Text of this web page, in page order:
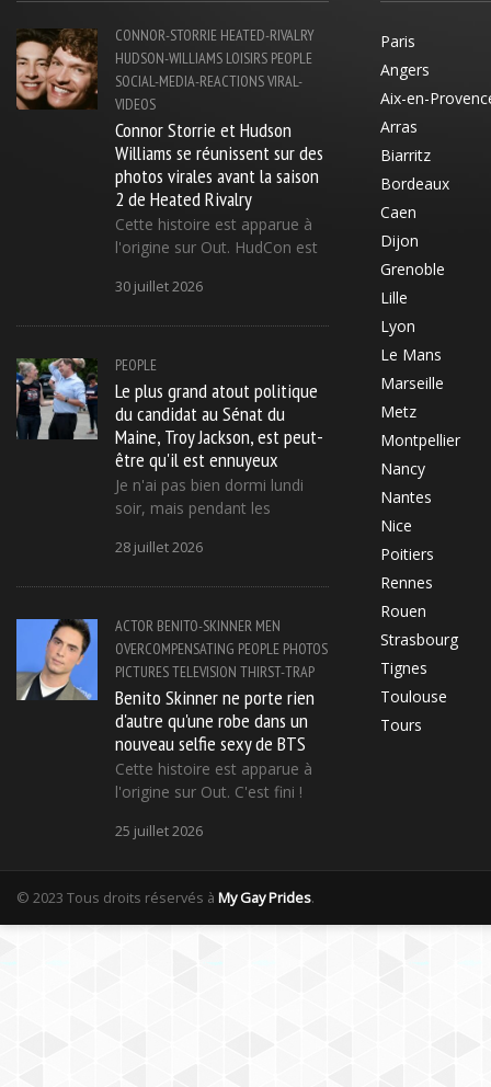
CONNOR-STORRIE HEATED-RIVALRY
HUDSON-WILLIAMS LOISIRS PEOPLE
SOCIAL-MEDIA-REACTIONSVIRAL-
VIDEOS
Connor Storrie et Hudson
Williams se réunissent sur des
photos virales avant la saison
2 de Heated Rivalry
Cette histoire est apparue à
l'origine sur Out. HudCon est
30 juillet 2026
PEOPLE
Le plus grand atout politique
du candidat au Sénat du
Maine, Troy Jackson, est peut-
être qu'il est ennuyeux
Je n'ai pas bien dormi lundi
soir, mais pendant les
28 juillet 2026
ACTOR BENITO-SKINNER MEN
OVERCOMPENSATING PEOPLE PHOTOS
PICTURESTELEVISION THIRST-TRAP
Benito Skinner ne porte rien
d'autre qu'une robe dans un
nouveau selfie sexy de BTS
Cette histoire est apparue à
l'origine sur Out. C'est fini !
25 juillet 2026
Paris
Angers
Aix-en-
Arras
Biarritz
Bordeaux
Caen
Dijon
Grenoble
Lille
Lyon
Le Mans
Marseille
Metz
Montpellier
Nancy
Nantes
Nice
Poitiers
Rennes
Rouen
Strasbourg
Tignes
Toulouse
Tours
© 2023 Tous droits réservés à My Gay Prides.